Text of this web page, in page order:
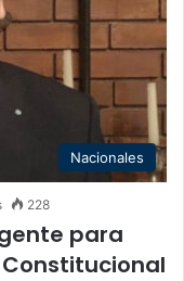
Nacionales
228
para